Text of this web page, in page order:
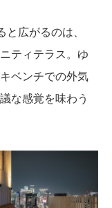
広がるのは、
ティテラス。ゆ
ベンチでの外気
な感覚を味わう